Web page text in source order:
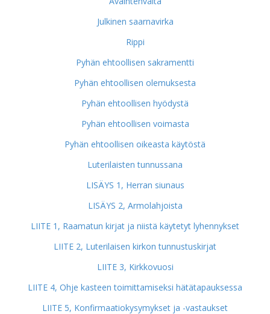
Julkinen saarnavirka
Rippi
Pyhän ehtoollisen sakramentti
Pyhän ehtoollisen olemuksesta
Pyhän ehtoollisen hyödystä
Pyhän ehtoollisen voimasta
Pyhän ehtoollisen oikeasta käytöstä
Luterilaisten tunnussana
LISÄYS 1, Herran siunaus
LISÄYS 2, Armolahjoista
LIITE 1, Raamatun kirjat ja niistä käytetyt lyhennykset
LIITE 2, Luterilaisen kirkon tunnustuskirjat
LIITE 3, Kirkkovuosi
LIITE 4, Ohje kasteen toimittamiseksi hätätapauksessa
LIITE 5, Konfirmaatiokysymykset ja -vastaukset